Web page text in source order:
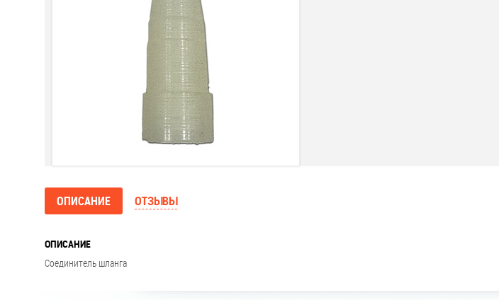
ОПИСАНИЕ ОТЗЫВЫ
ОПИСАНИЕ
Соединитель шланга